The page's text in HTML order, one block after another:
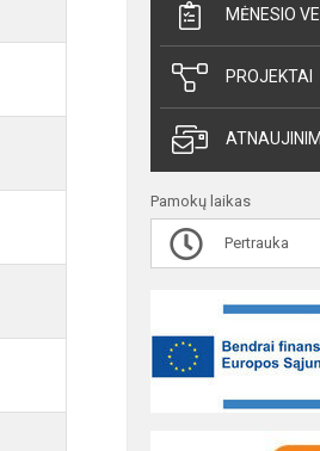
MĖNESIO
PROJEKTAI
Pamokų laikas
Pertrauka